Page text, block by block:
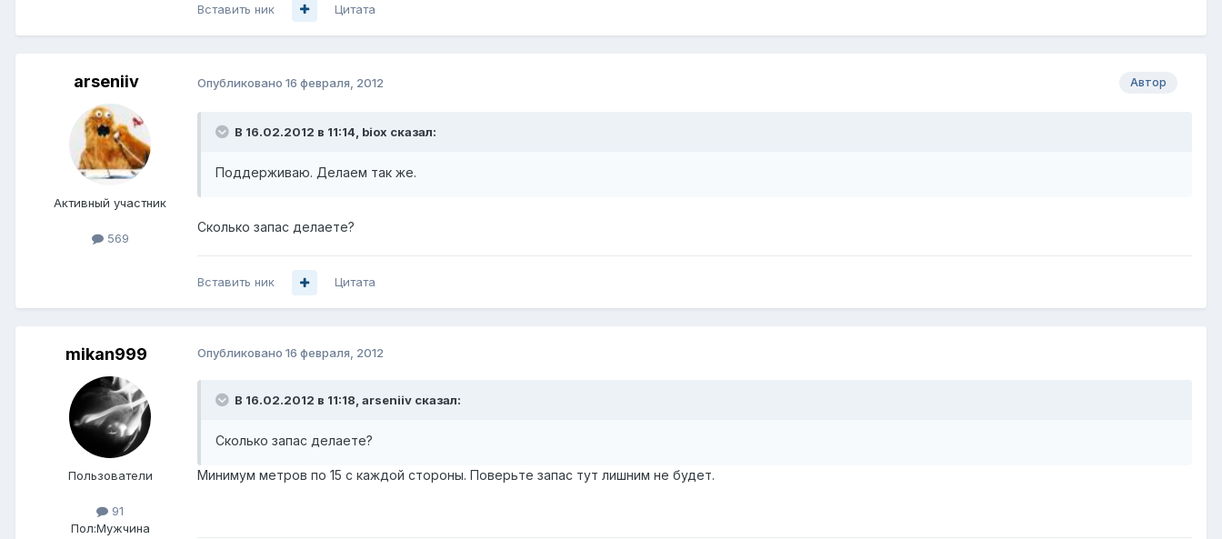
Вставить ник Цитата
arseniiv
Активный участник
569
Автор
Опубликовано 16 февраля, 2012
В 16.02.2012 в 11:14, biox сказал:
Поддерживаю. Делаем так же.
Сколько запас делаете?
Вставить ник Цитата
mikan999
Пользователи
91
Пол:Мужчина
Опубликовано 16 февраля, 2012
В 16.02.2012 в 11:18, arseniiv сказал:
Сколько запас делаете?
Минимум метров по 15 с каждой стороны. Поверьте запас тут лишним не будет.